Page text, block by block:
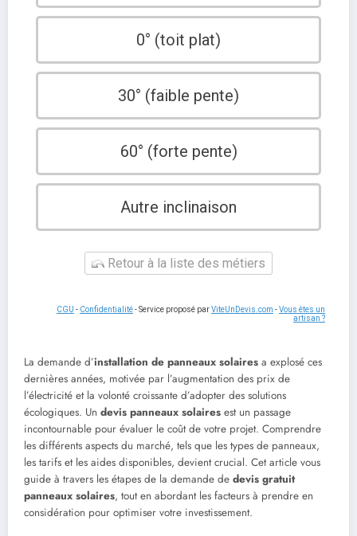
0° (toit plat)
30° (faible pente)
60° (forte pente)
Autre inclinaison
Retour à la liste des métiers
CGU - Confidentialité- Service proposé parViteUnDevis.com -Vous êtes un
artisan ?
La demande d’installation de panneaux solaires a explosé ces
dernières années, motivée par l’augmentation des prix de
l’électricité et la volonté croissante d’adopter des solutions
écologiques. Un devis panneaux solaires est un passage
incontournable pour évaluer le coût de votre projet. Comprendre
les différents aspects du marché, tels que les types de panneaux,
les tarifs et les aides disponibles, devient crucial. Cet article vous
guide à travers les étapes de la demande de devis gratuit
panneaux solaires, tout en abordant les facteurs à prendre en
considération pour optimiser votre investissement.